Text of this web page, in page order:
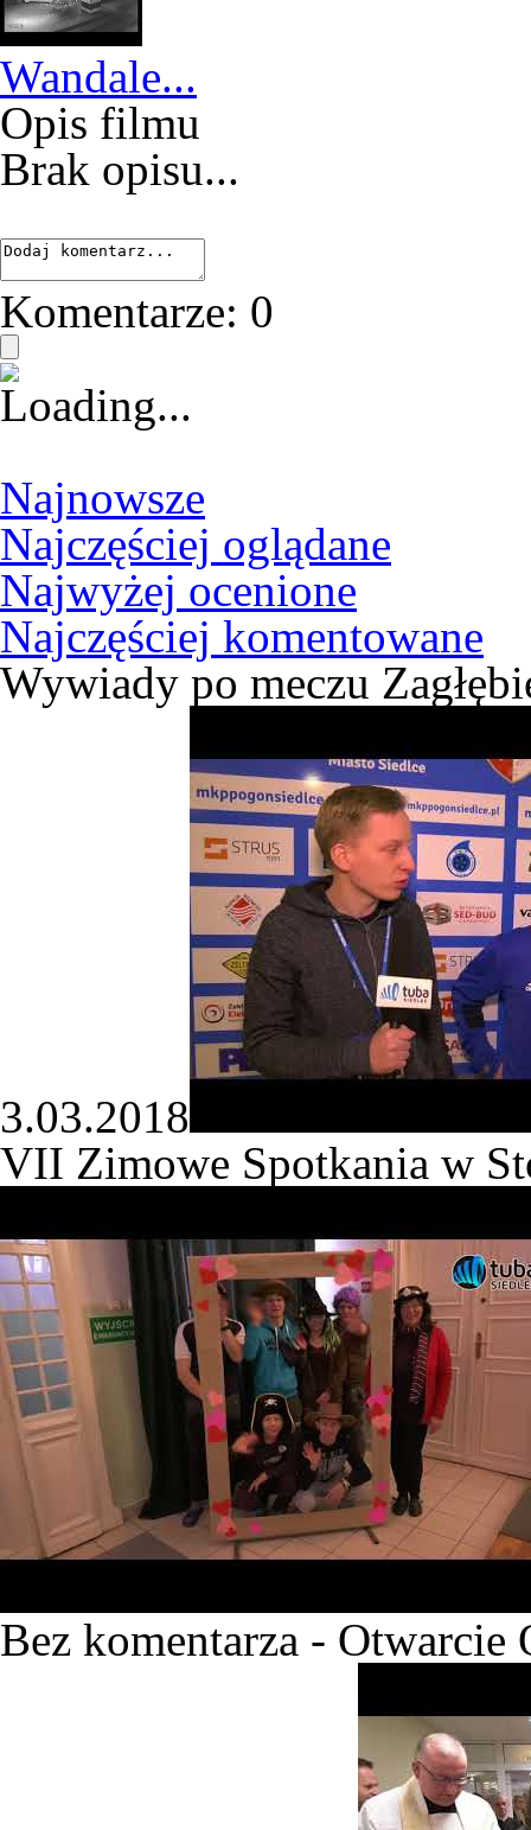
Wandale...
Opis filmu
Brak opisu...
Komentarze: 0
Najnowsze
Najczęściej oglądane
Najwyżej ocenione
Najczęściej komentowane
Wywiady po meczu
3.03.2018
VII Zimowe Spotkania w
Bez komentarza - Otwarcie